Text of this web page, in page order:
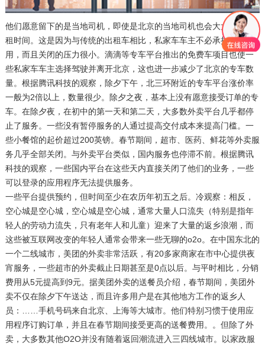
他们愿意留下的是当地司机，即使是北京的当地司机也会大大减少出
租时间。这是因为与传统的出租车相比，私家车车主不必承担部分费
用，而且关闭的压力很小。滴滴等专车平台推出的免费车项目也使一
些私家车车主选择驾驶并离开北京，这也进一步减少了北京的专车数
量。根据腾讯科技的观察，除夕下午，北三环附近的专车平台涨价率
一般为2倍以上，数量很少。除夕之夜，基本上没有愿意接受订单的专
车。在除夕夜，在初中的第一天和第二天，大多数外卖平台几乎都停
止了服务。一些没有暂停服务的人通过提高交付成本来提高门槛。一
些小餐馆的起价超过200英镑。春节期间，超市、医药、鲜花等外卖服
务几乎全部关闭。与外卖平台类似，国内服务也停滞不前。根据腾讯
科技的观察，一些国内平台在这些天内直接关闭了他们的业务，一些
可以登录的应用程序无法提供服务。
一些平台提供预约，但时间至少在农历年初五之后。冷观察：相反，
空心城是空心城，空心城是空心城，通常大量人口流失（特别是指年
轻人的劳动力流失，只有老年人和儿童）迎来了大量的返乡浪潮，而
这些被互联网改变的年轻人通常会带来一些无聊的o2o。在中国东北的
一个二线城市，美团的外卖非常活跃，有20多家商家在市中心提供夜
宵服务，一些超市的外卖截止日期甚至是0点以后。与平时相比，分销
费用从5元提高到9元。据美团外卖的送餐员介绍，春节期间，美团外
卖不仅在除夕下午送达，而且许多用户是在其他地方工作的返乡人
员：……手机号码来自北京、上海等大城市。他们特别习惯于使用应
用程序订购订单，并且在春节期间接受更高的送餐费用。。但除了外
卖，大多数其他O2O并没有随着返回潮流进入三四线城市。以家政服